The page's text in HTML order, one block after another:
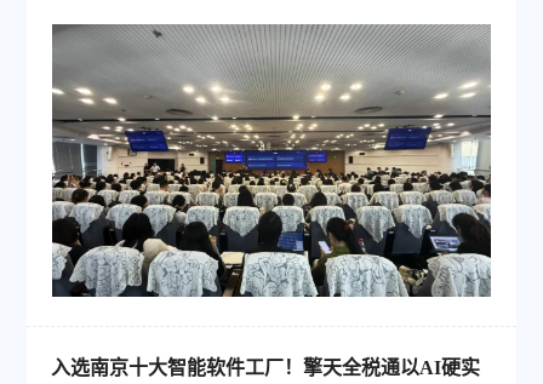
入选南京十大智能软件工厂！擎天全税通以AI硬实